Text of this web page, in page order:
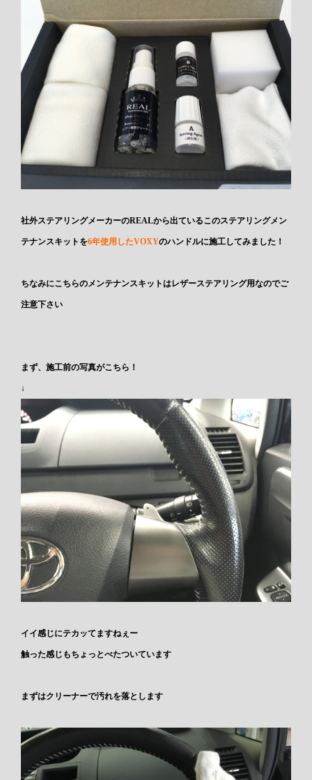
社外ステアリングメーカーのREALから出ているこのステアリングメン
テナンスキットを6年使用したVOXYのハンドルに施工してみました！
ちなみにこちらのメンテナンスキットはレザーステアリング用なのでご
注意下さい
まず、施工前の写真がこちら！
↓
イイ感じにテカッてますねぇー
触った感じもちょっとべたついています
まずはクリーナーで汚れを落とします